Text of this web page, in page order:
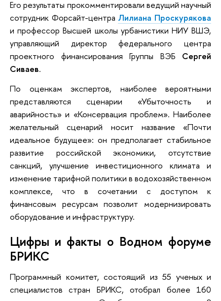
Его результаты прокомментировали ведущий научный
сотрудник Форсайт-центра Лилиана Проскурякова
и профессор Высшей школы урбанистики НИУ ВШЭ,
управляющий директор федерального центра
проектного финансирования Группы ВЭБ Сергей
Сиваев.
По оценкам экспертов, наиболее вероятными
представляются сценарии «Убыточность и
аварийность» и «Консервация проблем». Наиболее
желательный сценарий носит название «Почти
идеальное будущее»: он предполагает стабильное
развитие российской экономики, отсутствие
санкций, улучшение инвестиционного климата и
изменение тарифной политики в водохозяйственном
комплексе, что в сочетании с доступом к
финансовым ресурсам позволит модернизировать
оборудование и инфраструктуру.
Цифры и факты о Водном форуме
БРИКС
Программный комитет, состоящий из 55 ученых и
специалистов стран БРИКС, отобрал более 160